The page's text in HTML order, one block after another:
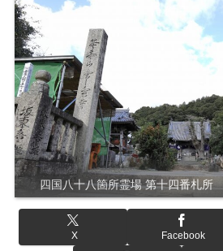
四国八十八箇所霊場 第十四番札
X Facebook